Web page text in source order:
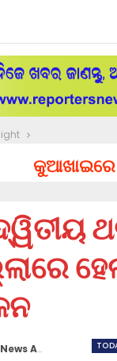
କୁଆଖାଇରେ
Agency